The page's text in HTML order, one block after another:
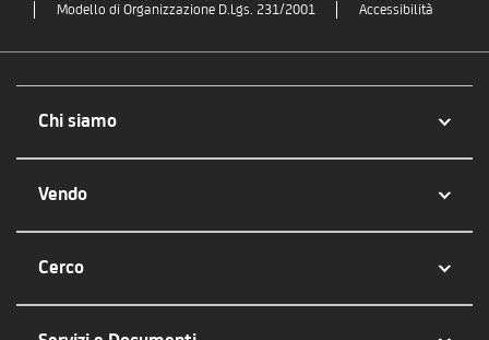
Modello di Organizzazione D.Lgs. 231/2001 Accessibilità
Chi siamo
Vendo
Cerco